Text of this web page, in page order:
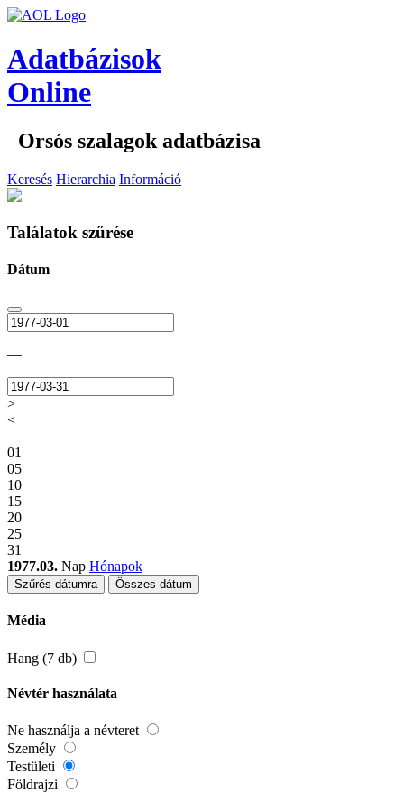
Adatbázisok
Online
Orsós szalagok adatbázisa
Keresés Hierarchia Információ
Találatok szűrése
Dátum
—
>
<
01
05
10
15
20
25
31
1977.03. Nap Hónapok
Szűrés dátumra Összes dátum
Média
Hang (7 db)
Névtér használata
Ne használja a névteret
Személy
Testületi
Földrajzi